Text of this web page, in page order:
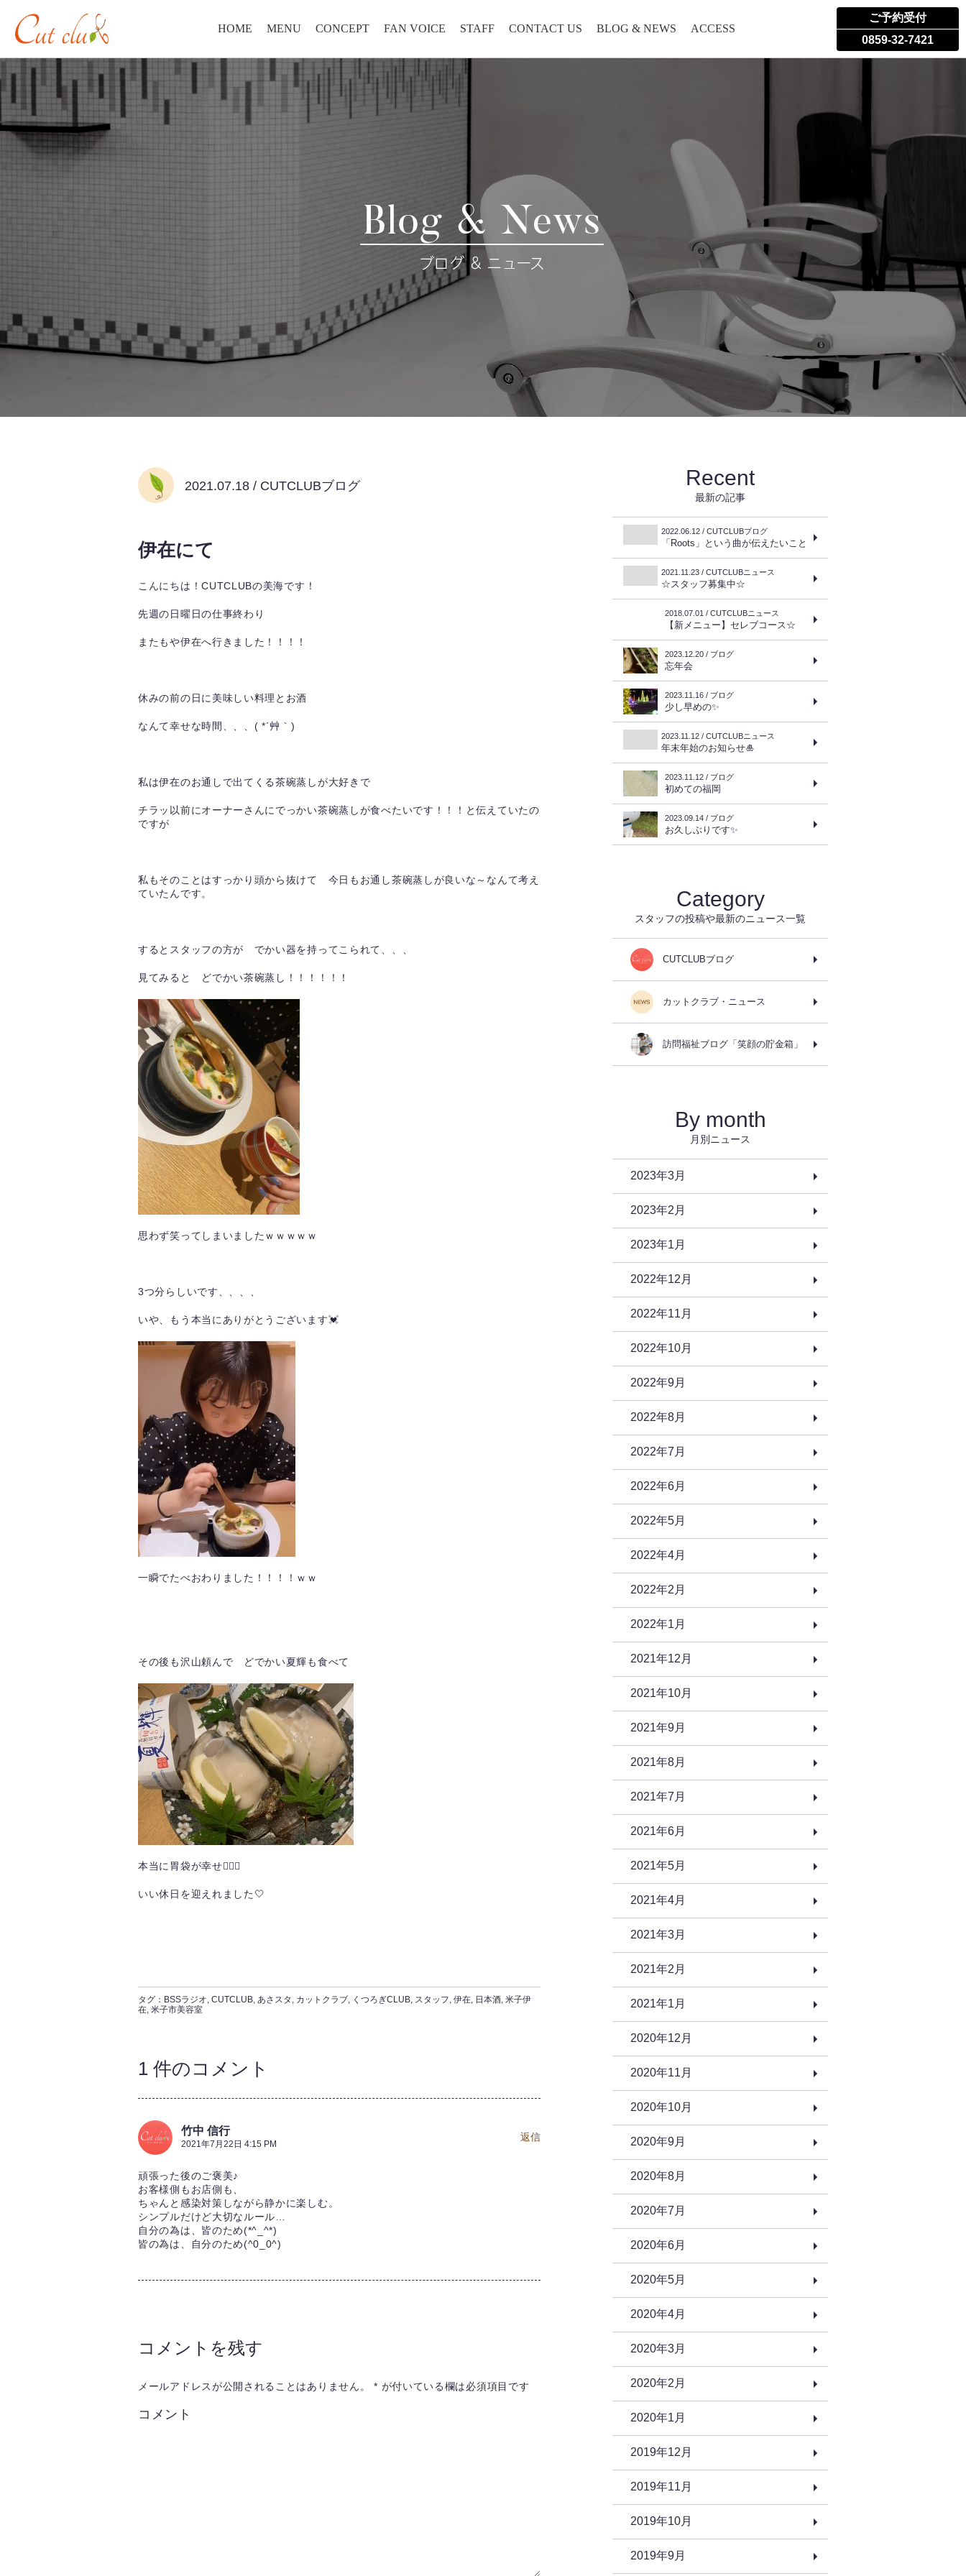
HOME MENU CONCEPT FAN VOICE STAFF CONTACT US BLOG & NEWS ACCESS
ご予約受付
0859-32-7421
2021.07.18 / CUTCLUBブログ
伊在にて
こんにちは！CUTCLUBの美海です！
先週の日曜日の仕事終わり
またもや伊在へ行きました！！！！
休みの前の日に美味しい料理とお酒
なんて幸せな時間、、、( *´艸｀)
私は伊在のお通しで出てくる茶碗蒸しが大好きで
チラッ以前にオーナーさんにでっかい茶碗蒸しが食べたいです！！！と伝えていたの
ですが
私もそのことはすっかり頭から抜けて 今日もお通し茶碗蒸しが良いな～なんて考え
ていたんです。
するとスタッフの方が でかい器を持ってこられて、、、
見てみると どでかい茶碗蒸し！！！！！！
思わず笑ってしまいましたｗｗｗｗｗ
3つ分らしいです、、、、
いや、もう本当にありがとうございます💓
一瞬でたべおわりました！！！！ｗｗ
その後も沢山頼んで どでかい夏輝も食べて
本当に胃袋が幸せ🙆‍♀️✨
いい休日を迎えれました🤍
タグ： BSSラジオ, CUTCLUB, あさスタ , カットクラブ, くつろぎCLUB, スタッフ, 伊在, 日本酒, 米子伊
在, 米子市美容室
1 件のコメント
竹中 信行
2021年7月22日 4:15 PM
頑張った後のご褒美♪
お客様側もお店側も、
ちゃんと感染対策しながら静かに楽しむ。
シンプルだけど大切なルール…
自分の為は、皆のため(*^_^*)
皆の為は、自分のため(^0_0^)
返信
コメントを残す
メールアドレスが公開されることはありません。 * が付いている欄は必須項目です
コメント
Recent
最新の記事
2022.06.12 / CUTCLUBブログ
「Roots」という曲が伝えたいこと
2021.11.23 / CUTCLUBニュース
☆スタッフ募集中☆
2018.07.01 / CUTCLUBニュース
【新メニュー】セレブコース☆
2023.12.20 / ブログ
忘年会
2023.11.16 / ブログ
少し早めの✨
2023.11.12 / CUTCLUBニュース
年末年始のお知らせ🎍
2023.11.12 / ブログ
初めての福岡
2023.09.14 / ブログ
お久しぶりです✨
Category
スタッフの投稿や最新のニュース一覧
CUTCLUBブログ
カットクラブ・ニュース
訪問福祉ブログ「笑顔の貯金箱」
By month
月別ニュース
2023年3月
2023年2月
2023年1月
2022年12月
2022年11月
2022年10月
2022年9月
2022年8月
2022年7月
2022年6月
2022年5月
2022年4月
2022年2月
2022年1月
2021年12月
2021年10月
2021年9月
2021年8月
2021年7月
2021年6月
2021年5月
2021年4月
2021年3月
2021年2月
2021年1月
2020年12月
2020年11月
2020年10月
2020年9月
2020年8月
2020年7月
2020年6月
2020年5月
2020年4月
2020年3月
2020年2月
2020年1月
2019年12月
2019年11月
2019年10月
2019年9月